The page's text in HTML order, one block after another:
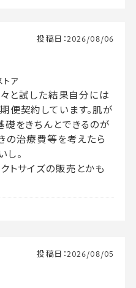
投稿日：2026/08/06
トア
と試した結果自分には
便契約しています。肌が
礎をきちんとできるのが
の治療費等を考えたら
し。
トサイズの販売とかも
投稿日：2026/08/05